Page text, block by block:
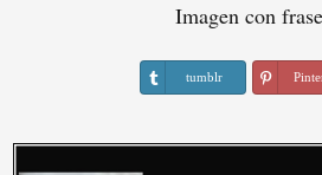
Imagen con
tumblr